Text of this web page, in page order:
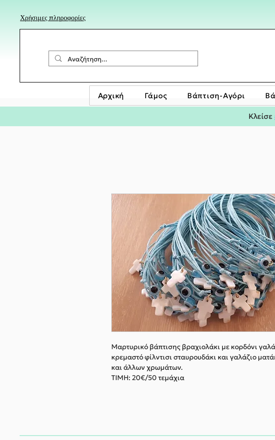
Χρήσιμες πληροφορίες
Αρχική Γάμος Βάπτιση-Αγόρι
Κλείσε
Μαρτυρικό βάπτισης βραχιολάκι με κορδόνι
κρεμαστό φίλντισι σταυρουδάκι και γαλάζιο
και άλλων χρωμάτων.
ΤΙΜΗ: 20€/50 τεμάχια